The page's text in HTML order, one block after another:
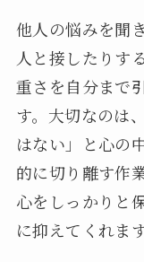
他人の悩みを聞
人と接したりす
重さを自分まで
す。大切なのは
はない」と心の
的に切り離す作
心をしっかりと
に抑えてくれます